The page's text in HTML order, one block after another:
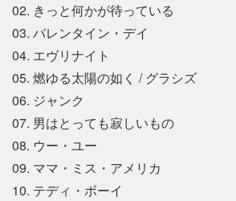
02. きっと何かが待っている
03. バレンタイン・デイ
04. エヴリナイト
05. 燃ゆる太陽の如く / グラシズ
06. ジャンク
07. 男はとっても寂しいもの
08. ウー・ユー
09. ママ・ミス・アメリカ
10. テディ・ボーイ